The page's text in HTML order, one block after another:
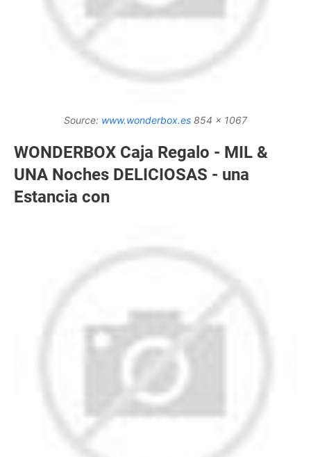
Source: www.wonderbox.es 854 x 1067
WONDERBOX Caja Regalo - MIL &
UNA Noches DELICIOSAS - una
Estancia con